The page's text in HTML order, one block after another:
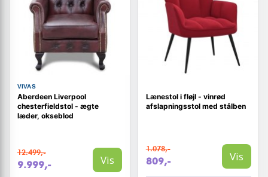
VIVAS
Aberdeen Liverpool
chesterfieldstol - ægte
læder, okseblod
12.499,-
9.999,- Vis
Lænestol i fløjl - vinrød
afslapningsstol med stålben
1.078,-
809,- Vis